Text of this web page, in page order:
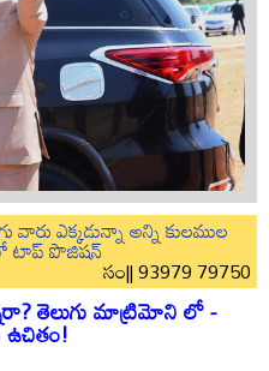
వారు ఎక్కడున్నా అన్ని కులముల
టాప్ పొజిషన్
సం|| 93979 79750
తెలుగు మాట్రిమోని లో -
ఉచితం!